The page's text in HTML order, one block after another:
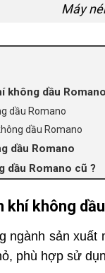
Máy
không dầu Romano
dầu Romano
dầu Romano
dầu Romano
dầu Romano cũ ?
khí không
ngành sản
phù hợp sử